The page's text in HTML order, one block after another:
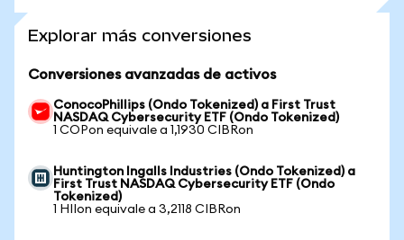
Explorar más conversiones
Conversiones avanzadas de activos
ConocoPhillips (Ondo Tokenized) a First Trust
NASDAQ Cybersecurity ETF (Ondo Tokenized)
1 COPon equivale a 1,1930 CIBRon
Huntington Ingalls Industries (Ondo Tokenized) a
First Trust NASDAQ Cybersecurity ETF (Ondo
Tokenized)
1 HIIon equivale a 3,2118 CIBRon